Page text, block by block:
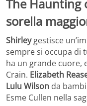
The Haunting
sorella
Shirleygestisce
sempre si occupa di
ha un grande cuore,
Crain. Elizabeth
Lulu Wilson da
Esme Cullen nella